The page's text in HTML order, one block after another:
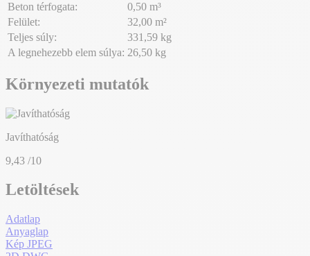
Beton térfogata:
0,50 m³
Felület:
32,00 m²
Teljes súly:
331,59 kg
A legnehezebb elem súlya: 26,50 kg
Környezeti mutatók
Javíthatóság
9,43 /10
Letöltések
Adatlap
Anyaglap
Kép JPEG